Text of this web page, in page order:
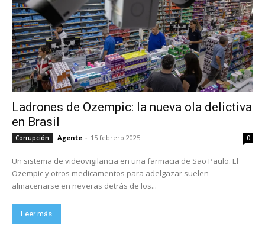
Ladrones de Ozempic: la nueva ola delictiva
en Brasil
Corrupción Agente - 15 febrero 2025 0
Un sistema de videovigilancia en una farmacia de São Paulo. El
Ozempic y otros medicamentos para adelgazar suelen
almacenarse en neveras detrás de los...
Leer más